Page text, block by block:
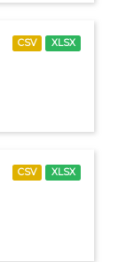
CSV XLSX
CSV XLSX